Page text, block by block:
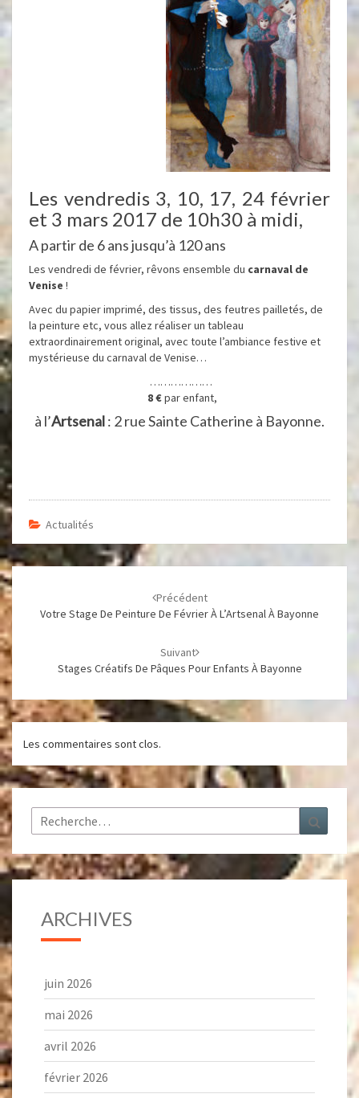
Les vendredis 3, 10, 17, 24 février
et 3 mars 2017 de 10h30 à midi,
A partir de 6 ans jusqu’à 120 ans
Les vendredi de février, rêvons ensemble du carnaval de
Venise !
Avec du papier imprimé, des tissus, des feutres pailletés, de
la peinture etc, vous allez réaliser un tableau
extraordinairement original, avec toute l’ambiance festive et
mystérieuse du carnaval de Venise…
………………
8 €par enfant,
à l’Artsenal: 2 rue Sainte Catherine à Bayonne.
Actualités
Navigation
d'article
Précédent
Votre Stage De Peinture De Février À L’Artsenal À Bayonne
Suivant
Stages Créatifs De Pâques Pour Enfants À Bayonne
Les commentaires sont clos.
Rechercher :
ARCHIVES
juin 2026
mai 2026
avril 2026
février 2026